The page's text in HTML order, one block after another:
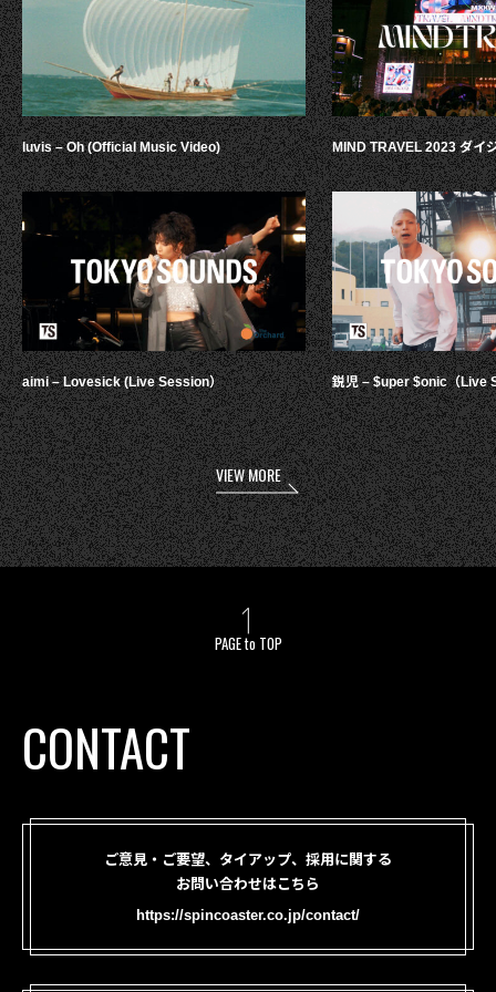
luvis – Oh (Official Music Video)
aimi – Lovesick (Live Session）
MIND TRAVEL 2023 ダイ
鋭児 – $uper $onic（Live
VIEW MORE
PAGE to TOP
CONTACT
ご意見・ご要望、タイアップ、採用に関する
お問い合わせはこちら
https://spincoaster.co.jp/contact/